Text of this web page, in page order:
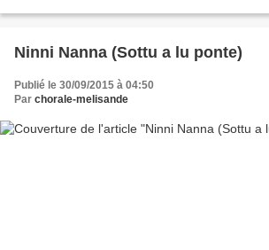
Ninni Nanna (Sottu a lu ponte)
Publié le 30/09/2015 à 04:50
Par chorale-melisande